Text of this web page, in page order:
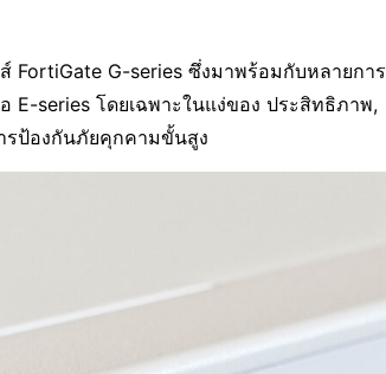
FortiGate G-series ซึ่งมาพร้อมกับหลายการ
E-series โดยเฉพาะในแง่ของ ประสิทธิภาพ,
รป้องกันภัยคุกคามขั้นสูง